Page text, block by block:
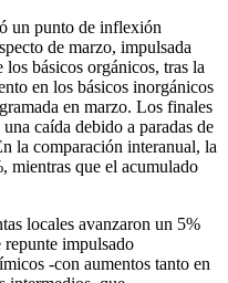
un punto de inflexión
de marzo, impulsada
básicos orgánicos, tras la
en los básicos inorgánicos
en marzo. Los finales
caída debido a paradas de
la comparación interanual, la
mientras que el acumulado
locales avanzaron un 5%
impulsado
-con aumentos tanto en